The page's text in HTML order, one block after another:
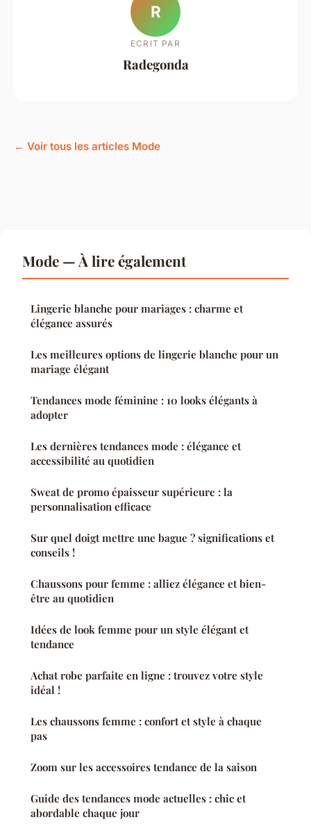
R
ECRIT PAR
Radegonda
← Voir tous les articles Mode
Mode — À lire également
Lingerie blanche pour mariages : charme et
élégance assurés
Les meilleures options de lingerie blanche pour un
mariage élégant
Tendances mode féminine : 10 looks élégants à
adopter
Les dernières tendances mode : élégance et
accessibilité au quotidien
Sweat de promo épaisseur supérieure : la
personnalisation efficace
Sur quel doigt mettre une bague ? significations et
conseils !
Chaussons pour femme : alliez élégance et bien-
être au quotidien
Idées de look femme pour un style élégant et
tendance
Achat robe parfaite en ligne : trouvez votre style
idéal !
Les chaussons femme : confort et style à chaque
pas
Zoom sur les accessoires tendance de la saison
Guide des tendances mode actuelles : chic et
abordable chaque jour